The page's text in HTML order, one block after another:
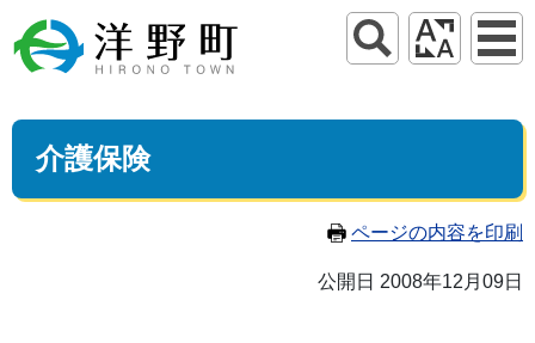
介護保険
ページの内容を印刷
公開日 2008年12月09日